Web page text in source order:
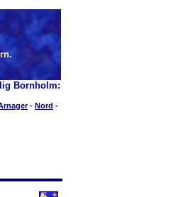
Bornholm:
- Nord -